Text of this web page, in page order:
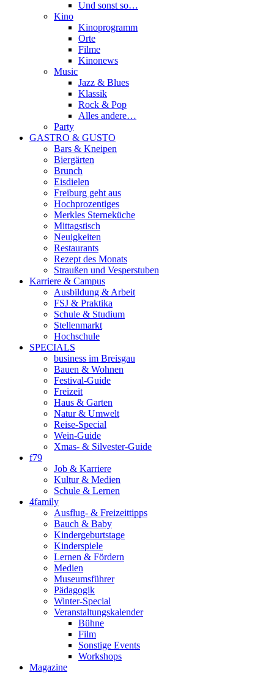
Und sonst so…
Kino
Kinoprogramm
Orte
Filme
Kinonews
Music
Jazz & Blues
Klassik
Rock & Pop
Alles andere…
Party
GASTRO & GUSTO
Bars & Kneipen
Biergärten
Brunch
Eisdielen
Freiburg geht aus
Hochprozentiges
Merkles Sterneküche
Mittagstisch
Neuigkeiten
Restaurants
Rezept des Monats
Straußen und Vesperstuben
Karriere & Campus
Ausbildung & Arbeit
FSJ & Praktika
Schule & Studium
Stellenmarkt
Hochschule
SPECIALS
business im Breisgau
Bauen & Wohnen
Festival-Guide
Freizeit
Haus & Garten
Natur & Umwelt
Reise-Special
Wein-Guide
Xmas- & Silvester-Guide
f79
Job & Karriere
Kultur & Medien
Schule & Lernen
4family
Ausflug- & Freizeittipps
Bauch & Baby
Kindergeburtstage
Kinderspiele
Lernen & Fördern
Medien
Museumsführer
Pädagogik
Winter-Special
Veranstaltungskalender
Bühne
Film
Sonstige Events
Workshops
Magazine